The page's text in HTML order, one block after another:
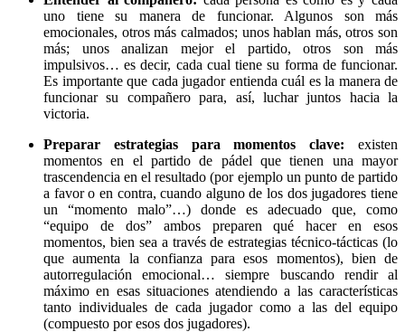
uno tiene su manera de funcionar. Algunos son más
emocionales, otros más calmados; unos hablan más, otros son
más; unos analizan mejor el partido, otros son más
impulsivos… es decir, cada cual tiene su forma de funcionar.
Es importante que cada jugador entienda cuál es la manera de
funcionar su compañero para, así, luchar juntos hacia la
victoria.
Preparar estrategias para momentos clave: existen
momentos en el partido de pádel que tienen una mayor
trascendencia en el resultado (por ejemplo un punto de partido
a favor o en contra, cuando alguno de los dos jugadores tiene
un “momento malo”…) donde es adecuado que, como
“equipo de dos” ambos preparen qué hacer en esos
momentos, bien sea a través de estrategias técnico-tácticas (lo
que aumenta la confianza para esos momentos), bien de
autorregulación emocional… siempre buscando rendir al
máximo en esas situaciones atendiendo a las características
tanto individuales de cada jugador como a las del equipo
(compuesto por esos dos jugadores).